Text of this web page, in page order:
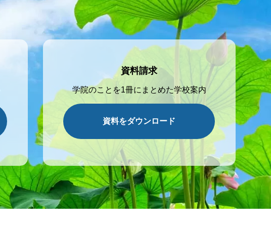
資料請求
学院のことを1冊にまとめた学校案内
資料をダウンロード